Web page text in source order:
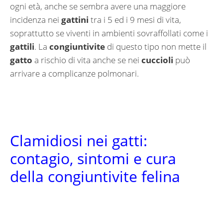
ogni età, anche se sembra avere una maggiore
incidenza nei gattini tra i 5 ed i 9 mesi di vita,
soprattutto se viventi in ambienti sovraffollati come i
gattili. La congiuntivite di questo tipo non mette il
gatto a rischio di vita anche se nei cuccioli può
arrivare a complicanze polmonari.
Clamidiosi nei gatti:
contagio, sintomi e cura
della congiuntivite felina